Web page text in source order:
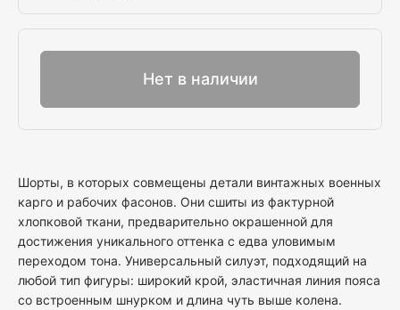
Нет в наличии
Шорты, в которых совмещены детали винтажных военных
карго и рабочих фасонов. Они сшиты из фактурной
хлопковой ткани, предварительно окрашенной для
достижения уникального оттенка с едва уловимым
переходом тона. Универсальный силуэт, подходящий на
любой тип фигуры: широкий крой, эластичная линия пояса
со встроенным шнурком и длина чуть выше колена.